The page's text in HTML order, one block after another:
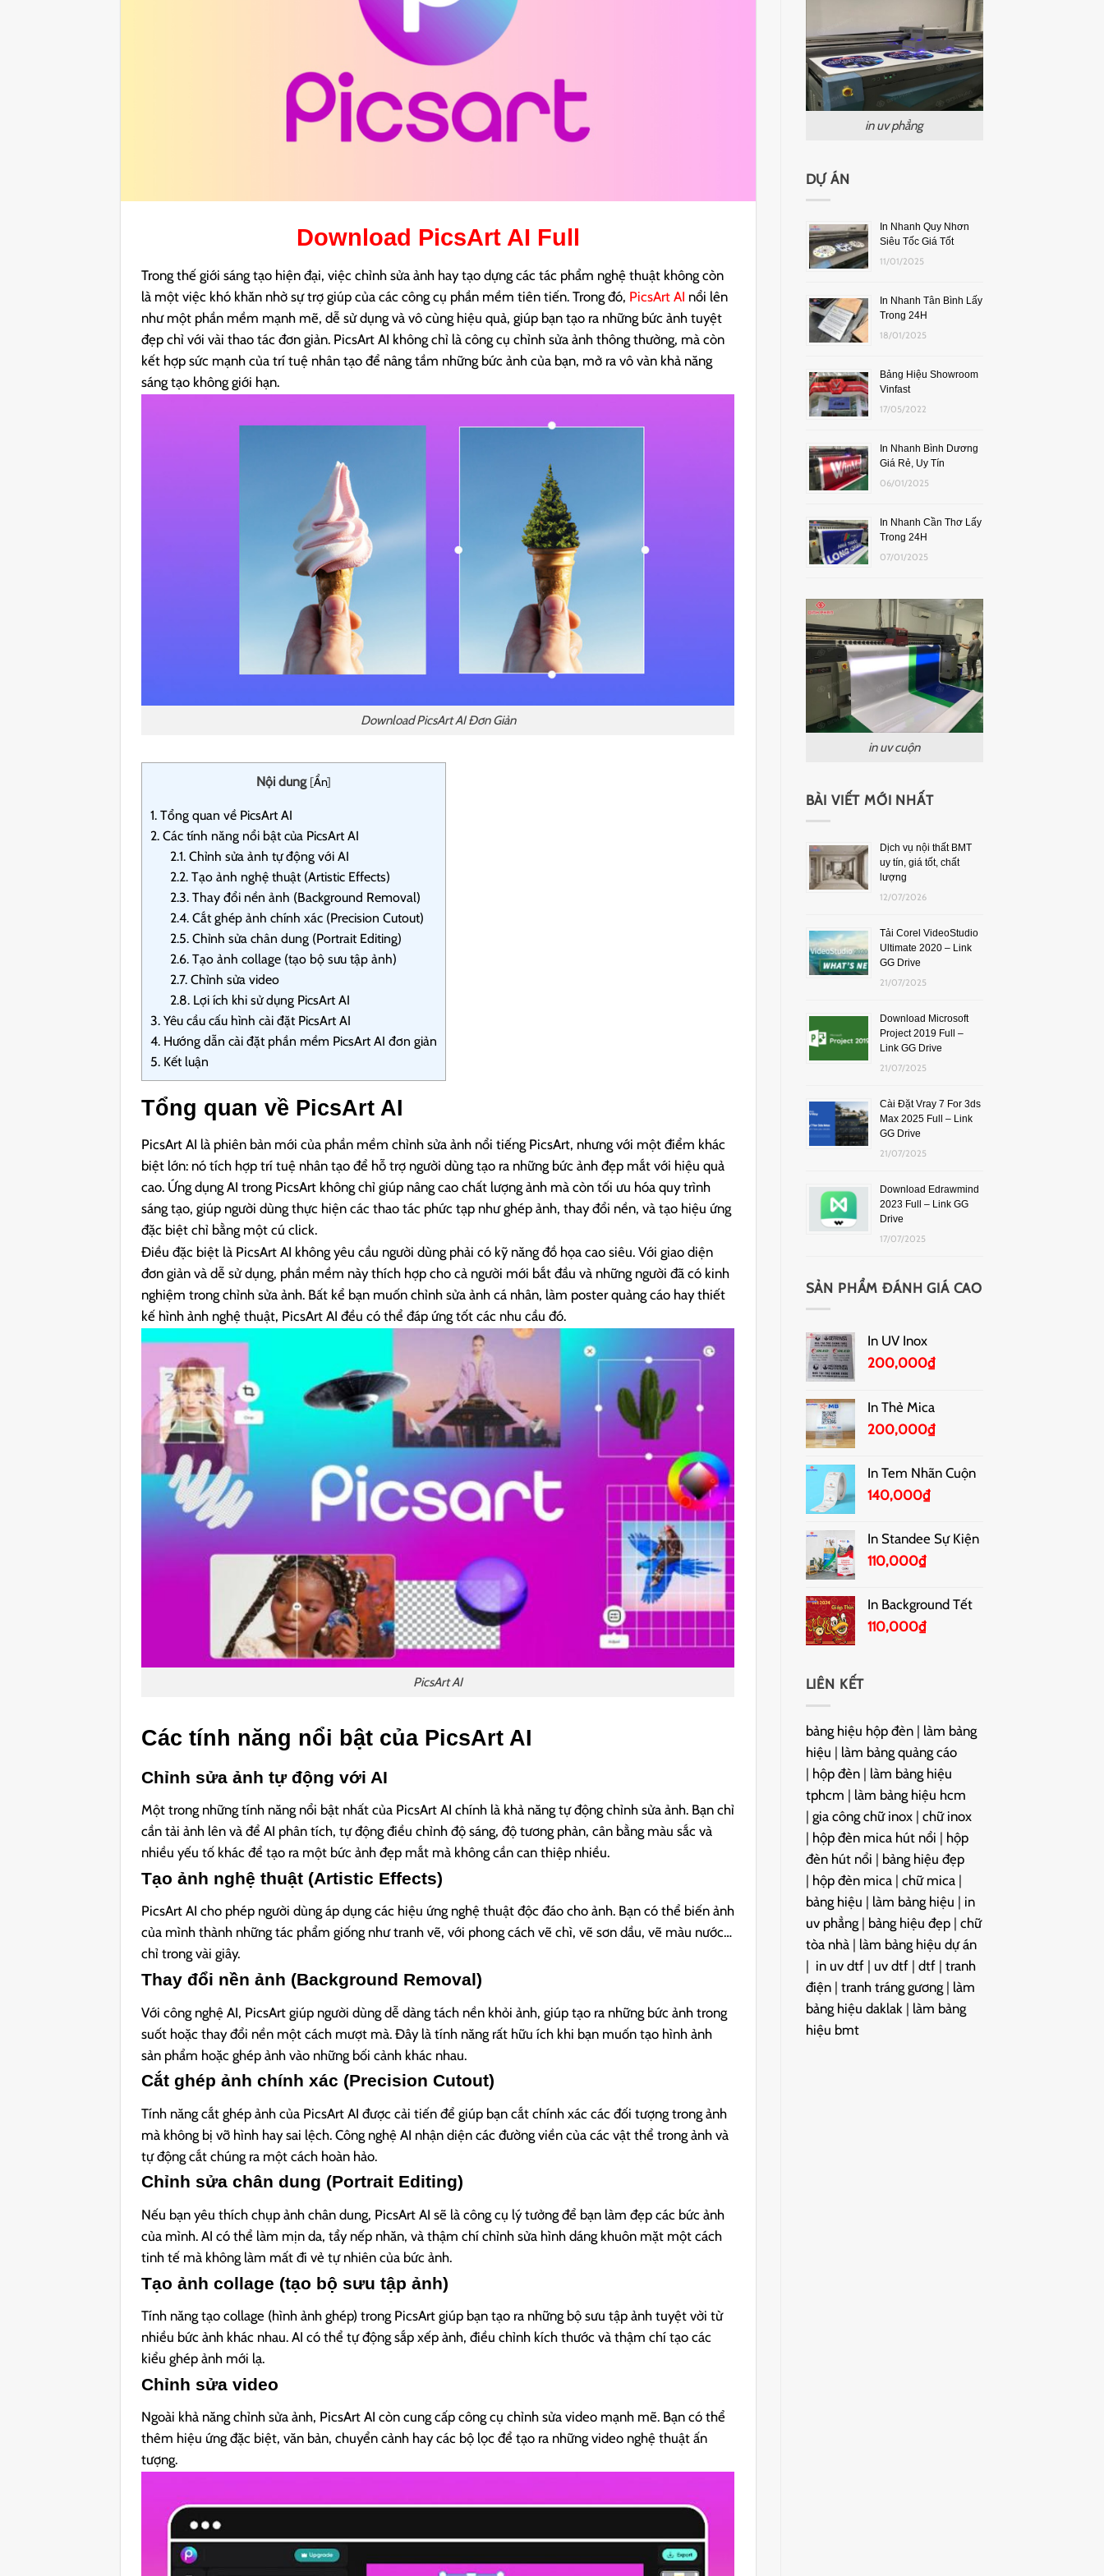
Download PicsArt AI Full
Trong thế giới sáng tạo hiện đại, việc chỉnh sửa ảnh hay tạo dựng các tác phẩm nghệ thuật không còn
là một việc khó khăn nhờ sự trợ giúp của các công cụ phần mềm tiên tiến. Trong đó, PicsArt AI nổi lên
như một phần mềm mạnh mẽ, dễ sử dụng và vô cùng hiệu quả, giúp bạn tạo ra những bức ảnh tuyệt
đẹp chỉ với vài thao tác đơn giản. PicsArt AI không chỉ là công cụ chỉnh sửa ảnh thông thường, mà còn
kết hợp sức mạnh của trí tuệ nhân tạo để nâng tầm những bức ảnh của bạn, mở ra vô vàn khả năng
sáng tạo không giới hạn.
Download PicsArt AI Đơn Giản
Nội dung [Ẩn]
1. Tổng quan về PicsArt AI
2. Các tính năng nổi bật của PicsArt AI
2.1. Chỉnh sửa ảnh tự động với AI
2.2. Tạo ảnh nghệ thuật (Artistic Effects)
2.3. Thay đổi nền ảnh (Background Removal)
2.4. Cắt ghép ảnh chính xác (Precision Cutout)
2.5. Chỉnh sửa chân dung (Portrait Editing)
2.6. Tạo ảnh collage (tạo bộ sưu tập ảnh)
2.7. Chỉnh sửa video
2.8. Lợi ích khi sử dụng PicsArt AI
3. Yêu cầu cấu hình cài đặt PicsArt AI
4. Hướng dẫn cài đặt phần mềm PicsArt AI đơn giản
5. Kết luận
Tổng quan về PicsArt AI
PicsArt AI là phiên bản mới của phần mềm chỉnh sửa ảnh nổi tiếng PicsArt, nhưng với một điểm khác
biệt lớn: nó tích hợp trí tuệ nhân tạo để hỗ trợ người dùng tạo ra những bức ảnh đẹp mắt với hiệu quả
cao. Ứng dụng AI trong PicsArt không chỉ giúp nâng cao chất lượng ảnh mà còn tối ưu hóa quy trình
sáng tạo, giúp người dùng thực hiện các thao tác phức tạp như ghép ảnh, thay đổi nền, và tạo hiệu ứng
đặc biệt chỉ bằng một cú click.
Điều đặc biệt là PicsArt AI không yêu cầu người dùng phải có kỹ năng đồ họa cao siêu. Với giao diện
đơn giản và dễ sử dụng, phần mềm này thích hợp cho cả người mới bắt đầu và những người đã có kinh
nghiệm trong chỉnh sửa ảnh. Bất kể bạn muốn chỉnh sửa ảnh cá nhân, làm poster quảng cáo hay thiết
kế hình ảnh nghệ thuật, PicsArt AI đều có thể đáp ứng tốt các nhu cầu đó.
PicsArt AI
Các tính năng nổi bật của PicsArt AI
Chỉnh sửa ảnh tự động với AI
Một trong những tính năng nổi bật nhất của PicsArt AI chính là khả năng tự động chỉnh sửa ảnh. Bạn chỉ
cần tải ảnh lên và để AI phân tích, tự động điều chỉnh độ sáng, độ tương phản, cân bằng màu sắc và
nhiều yếu tố khác để tạo ra một bức ảnh đẹp mắt mà không cần can thiệp nhiều.
Tạo ảnh nghệ thuật (Artistic Effects)
PicsArt AI cho phép người dùng áp dụng các hiệu ứng nghệ thuật độc đáo cho ảnh. Bạn có thể biến ảnh
của mình thành những tác phẩm giống như tranh vẽ, với phong cách vẽ chì, vẽ sơn dầu, vẽ màu nước…
chỉ trong vài giây.
Thay đổi nền ảnh (Background Removal)
Với công nghệ AI, PicsArt giúp người dùng dễ dàng tách nền khỏi ảnh, giúp tạo ra những bức ảnh trong
suốt hoặc thay đổi nền một cách mượt mà. Đây là tính năng rất hữu ích khi bạn muốn tạo hình ảnh
sản phẩm hoặc ghép ảnh vào những bối cảnh khác nhau.
Cắt ghép ảnh chính xác (Precision Cutout)
Tính năng cắt ghép ảnh của PicsArt AI được cải tiến để giúp bạn cắt chính xác các đối tượng trong ảnh
mà không bị vỡ hình hay sai lệch. Công nghệ AI nhận diện các đường viền của các vật thể trong ảnh và
tự động cắt chúng ra một cách hoàn hảo.
Chỉnh sửa chân dung (Portrait Editing)
Nếu bạn yêu thích chụp ảnh chân dung, PicsArt AI sẽ là công cụ lý tưởng để bạn làm đẹp các bức ảnh
của mình. AI có thể làm mịn da, tẩy nếp nhăn, và thậm chí chỉnh sửa hình dáng khuôn mặt một cách
tinh tế mà không làm mất đi vẻ tự nhiên của bức ảnh.
Tạo ảnh collage (tạo bộ sưu tập ảnh)
Tính năng tạo collage (hình ảnh ghép) trong PicsArt giúp bạn tạo ra những bộ sưu tập ảnh tuyệt vời từ
nhiều bức ảnh khác nhau. AI có thể tự động sắp xếp ảnh, điều chỉnh kích thước và thậm chí tạo các
kiểu ghép ảnh mới lạ.
Chỉnh sửa video
Ngoài khả năng chỉnh sửa ảnh, PicsArt AI còn cung cấp công cụ chỉnh sửa video mạnh mẽ. Bạn có thể
thêm hiệu ứng đặc biệt, văn bản, chuyển cảnh hay các bộ lọc để tạo ra những video nghệ thuật ấn
tượng.
in uv phẳng
DỰ ÁN
In Nhanh Quy Nhơn
Siêu Tốc Giá Tốt
11/01/2025
In Nhanh Tân Bình Lấy
Trong 24H
18/01/2025
Bảng Hiệu Showroom
Vinfast
17/05/2022
In Nhanh Bình Dương
Giá Rẻ, Uy Tín
06/01/2025
In Nhanh Cần Thơ Lấy
Trong 24H
07/01/2025
in uv cuộn
BÀI VIẾT MỚI NHẤT
Dịch vụ nội thất BMT
uy tín, giá tốt, chất
lượng
12/07/2026
Tải Corel VideoStudio
Ultimate 2020 – Link
GG Drive
21/07/2025
Download Microsoft
Project 2019 Full –
Link GG Drive
21/07/2025
Cài Đặt Vray 7 For 3ds
Max 2025 Full – Link
GG Drive
21/07/2025
Download Edrawmind
2023 Full – Link GG
Drive
17/07/2025
SẢN PHẨM ĐÁNH GIÁ CAO
In UV Inox
200,000₫
In Thẻ Mica
200,000₫
In Tem Nhãn Cuộn
140,000₫
In Standee Sự Kiện
110,000₫
In Background Tết
110,000₫
LIÊN KẾT
bảng hiệu hộp đèn| làm bảng
hiệu | làm bảng quảng cáo
| hộp đèn| làm bảng hiệu
tphcm | làm bảng hiệu hcm
| gia công chữ inox| chữ inox
| hộp đèn mica hút nổi | hộp
đèn hút nổi | bảng hiệu đẹp
| hộp đèn mica| chữ mica|
bảng hiệu | làm bảng hiệu | in
uv phẳng| bảng hiệu đẹp| chữ
tòa nhà| làm bảng hiệu dự án
| in uv dtf| uv dtf| dtf| tranh
điện| tranh tráng gương| làm
bảng hiệu daklak| làm bảng
hiệu bmt